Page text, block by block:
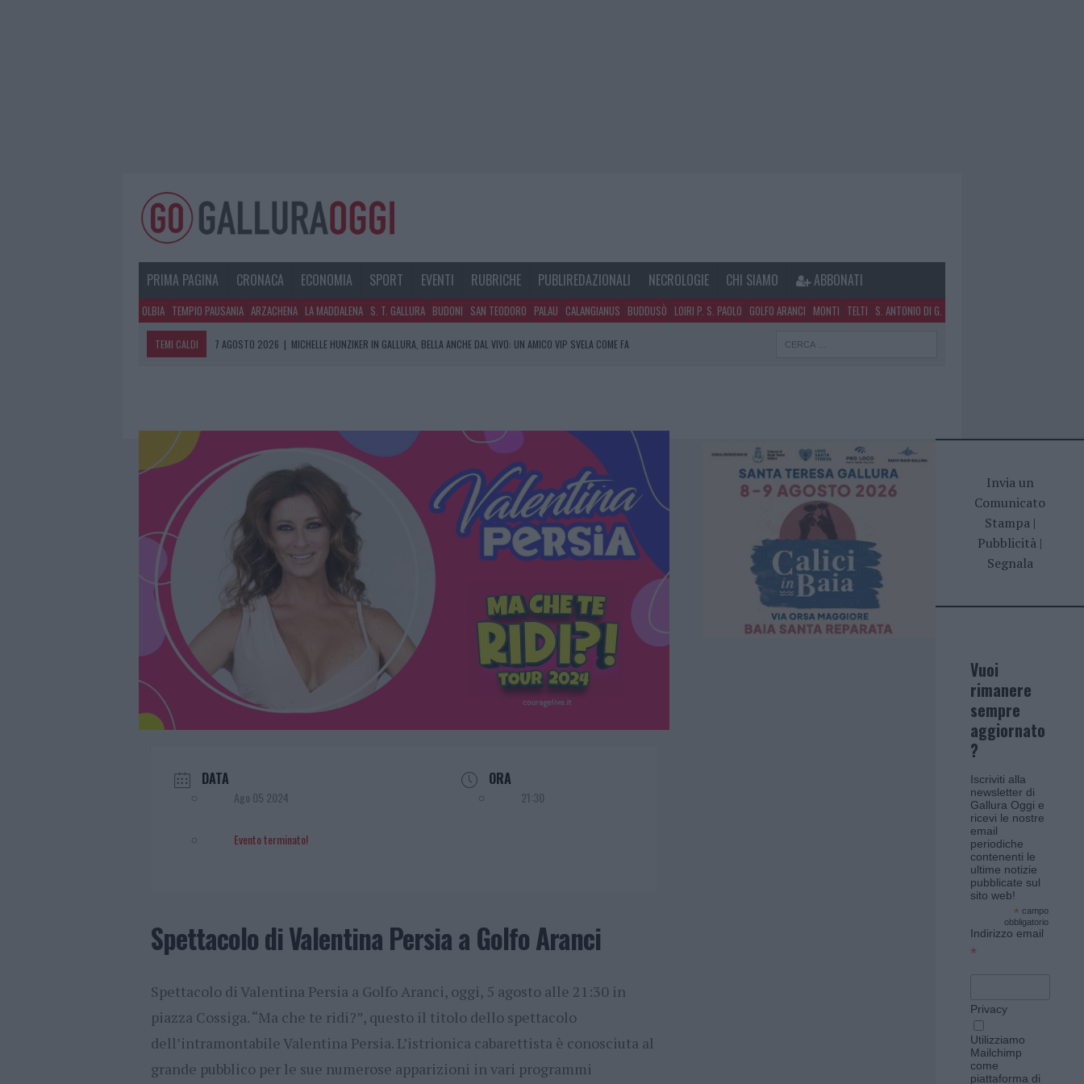
PRIMA PAGINA CRONACA ECONOMIA SPORT EVENTI RUBRICHE PUBLIREDAZIONALI NECROLOGIE CHI SIAMO ABBONATI
OLBIA TEMPIO PAUSANIA ARZACHENA LA MADDALENA S. T. GALLURA BUDONI SAN TEODORO PALAU CALANGIANUS BUDDUSÒ LOIRI P. S. PAOLO GOLFO ARANCI MONTI TELTI S. ANTONIO DI G.
TEMI CALDI 7 AGOSTO 2026 | MICHELLE HUNZIKER IN GALLURA, BELLA ANCHE DAL VIVO: UN AMICO VIP SVELA COME FA
7 AGOSTO 2026
LE PREVISIONI METEO PER IL WEEKEND A OLBIA E IN GALLURA
DATA
Ago 05 2024
Evento terminato!
ORA
21:30
Spettacolo di Valentina Persia a Golfo Aranci
Spettacolo di Valentina Persia a Golfo Aranci, oggi, 5 agosto alle 21:30 in
piazza Cossiga. “Ma che te ridi?”, questo il titolo dello spettacolo
dell’intramontabile Valentina Persia. L’istrionica cabarettista è conosciuta al
grande pubblico per le sue numerose apparizioni in vari programmi
Invia un
Comunicato
Stampa|
Pubblicità |
Segnala
Vuoi
rimanere
sempre
aggiornato
?
Iscriviti alla
newsletter di
Gallura Oggi e
ricevi le nostre
email
periodiche
contenenti le
ultime notizie
pubblicate sul
sito web!
* campo
obbligatorio
Indirizzo email
*
Privacy
Utilizziamo
Mailchimp
come
piattaforma di